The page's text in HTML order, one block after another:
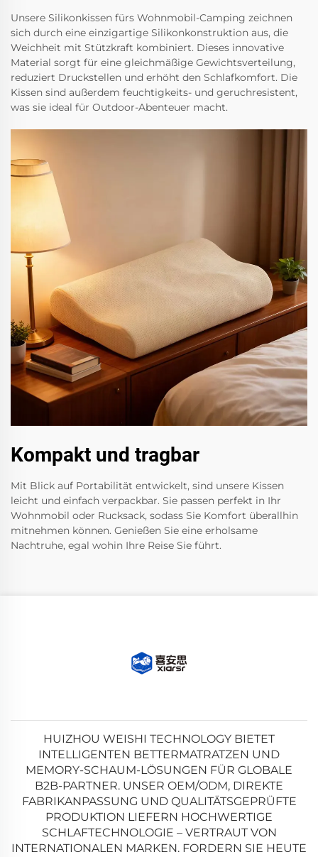
Unsere Silikonkissen fürs Wohnmobil-Camping zeichnen
sich durch eine einzigartige Silikonkonstruktion aus, die
Weichheit mit Stützkraft kombiniert. Dieses innovative
Material sorgt für eine gleichmäßige Gewichtsverteilung,
reduziert Druckstellen und erhöht den Schlafkomfort. Die
Kissen sind außerdem feuchtigkeits- und geruchresistent,
was sie ideal für Outdoor-Abenteuer macht.
Kompakt und tragbar
Mit Blick auf Portabilität entwickelt, sind unsere Kissen
leicht und einfach verpackbar. Sie passen perfekt in Ihr
Wohnmobil oder Rucksack, sodass Sie Komfort überallhin
mitnehmen können. Genießen Sie eine erholsame
Nachtruhe, egal wohin Ihre Reise Sie führt.
HUIZHOU WEISHI TECHNOLOGY BIETET
INTELLIGENTEN BETTERMATRATZEN UND
MEMORY-SCHAUM-LÖSUNGEN FÜR GLOBALE
B2B-PARTNER. UNSER OEM/ODM, DIREKTE
FABRIKANPASSUNG UND QUALITÄTSGEPRÜFTE
PRODUKTION LIEFERN HOCHWERTIGE
SCHLAFTECHNOLOGIE – VERTRAUT VON
INTERNATIONALEN MARKEN. FORDERN SIE HEUTE